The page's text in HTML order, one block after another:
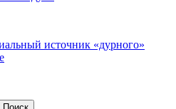
источник «дурного»